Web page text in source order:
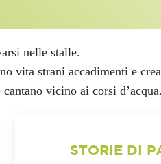
nelle stalle.
vita strani accadimenti e
vicino ai corsi
STORIE DI